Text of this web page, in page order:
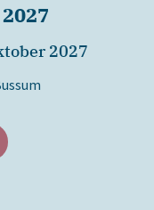
2027